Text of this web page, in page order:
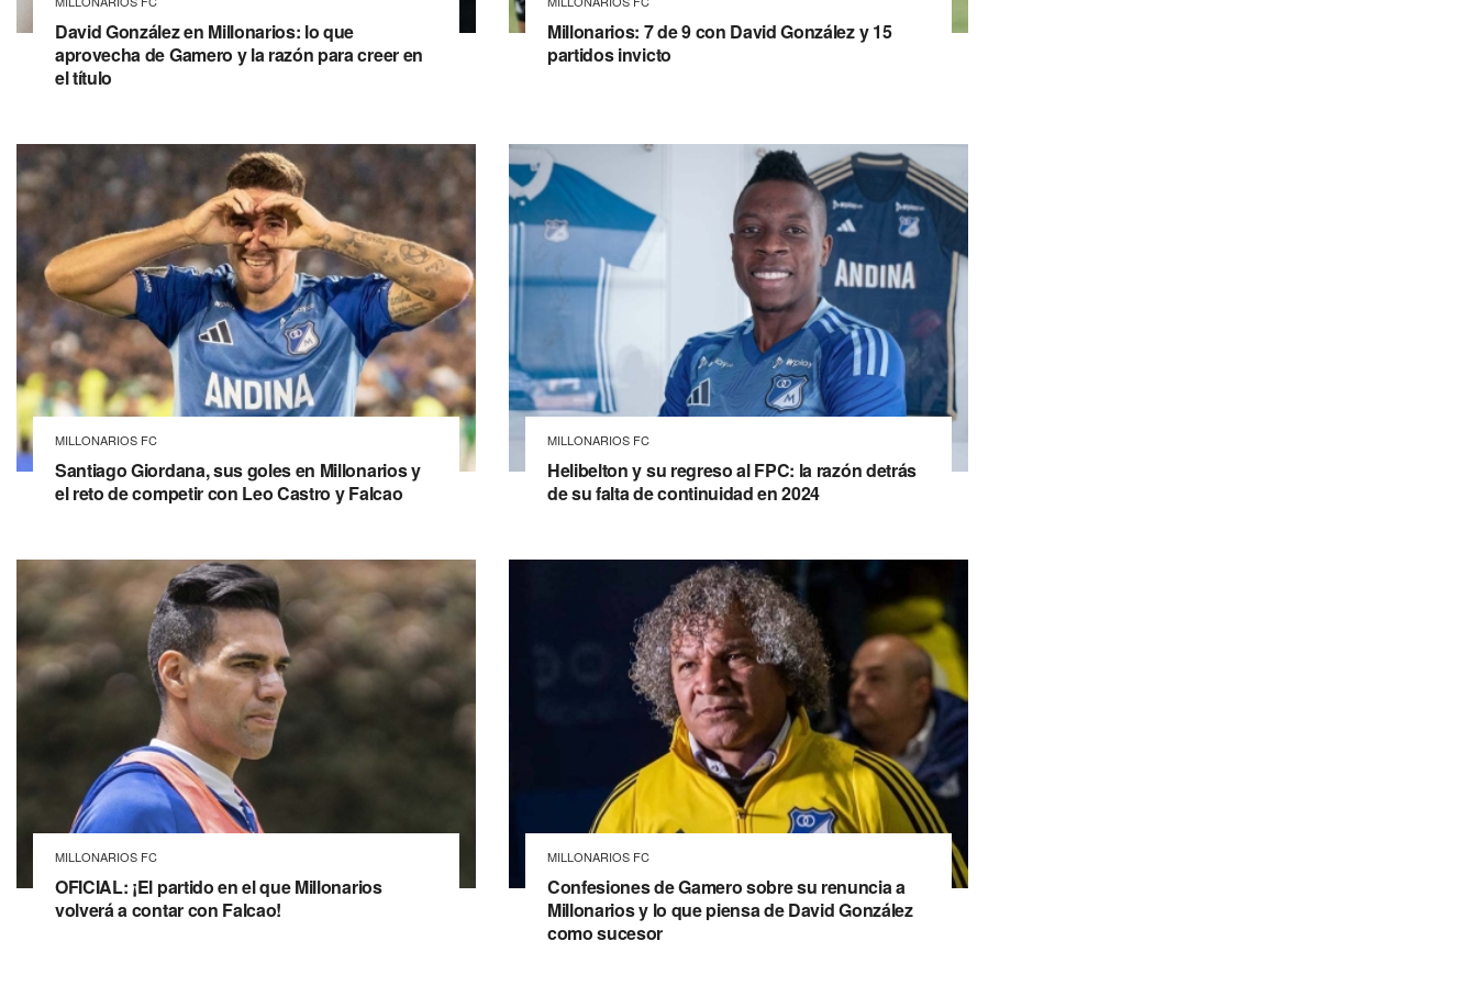
David González en Millonarios: lo que
aprovecha de Gamero y la razón para creer en
el título
Millonarios: 7 de 9 con David González y 15
partidos invicto
MILLONARIOS FC
Santiago Giordana, sus goles en Millonarios y
el reto de competir con Leo Castro y Falcao
MILLONARIOS FC
Helibelton y su regreso al FPC: la razón detrás
de su falta de continuidad en 2024
MILLONARIOS FC
OFICIAL: ¡El partido en el que Millonarios
volverá a contar con Falcao!
MILLONARIOS FC
Confesiones de Gamero sobre su renuncia a
Millonarios y lo que piensa de David González
como sucesor